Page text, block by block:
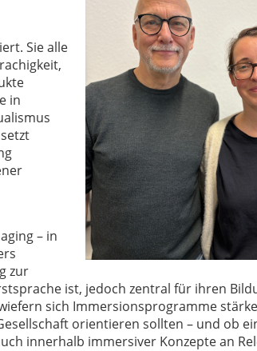
Sie alle
in
– in
zur
ist, jedoch zentral für ihren
sich Immersionsprogramme
orientieren sollten – und ob
innerhalb immersiver Konzepte an